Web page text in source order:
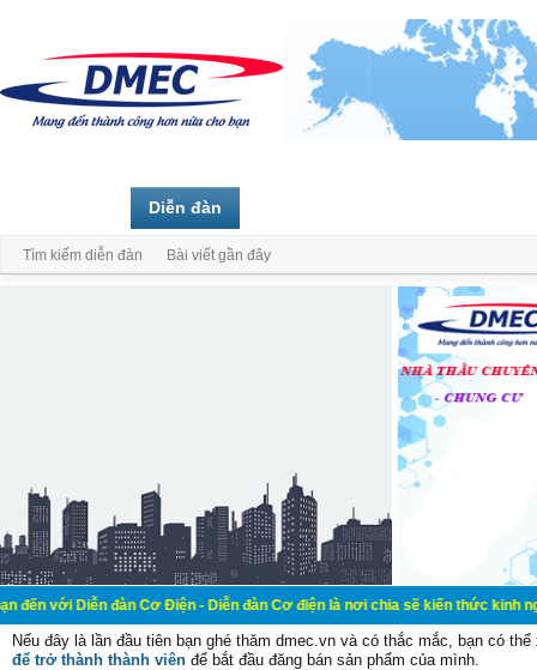
đàn Cơ Điện - Diễn đàn Cơ điện là nơi chia sẽ kiến thức kinh nghiệm
Nếu đây là lần đầu tiên bạn ghé thăm dmec.vn và có thắc mắc, bạn có
để trở thành thành viên để bắt đầu đăng bán sản phẩm của mình.
Diễn đàn
Tìm kiếm diễn đàn Bài viết gần đây